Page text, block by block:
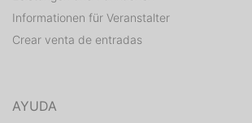
Informationen für Veranstalter
Crear venta de entradas
AYUDA